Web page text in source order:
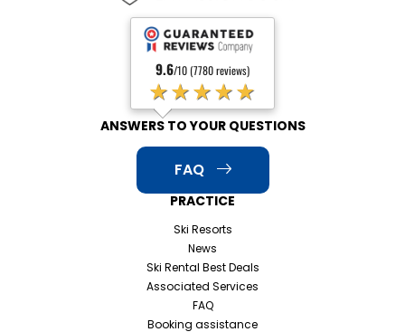
9.6/10 (7780 reviews)
★★★★★
PRACTICE
Ski Resorts
News
Ski Rental Best Deals
Associated Services
FAQ
Booking assistance
ANSWERS TO YOUR QUESTIONS
FAQ